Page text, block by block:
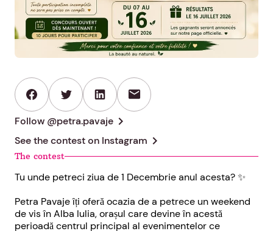
mail
Follow @petra.pavaje chevron_right
See the contest on Instagram chevron_right
The contest
Tu unde petreci ziua de 1 Decembrie anul acesta? ✨
Petra Pavaje îți oferă ocazia de a petrece un weekend
de vis în Alba Iulia, orașul care devine în acestă
perioadă centrul principal al evenimentelor ce